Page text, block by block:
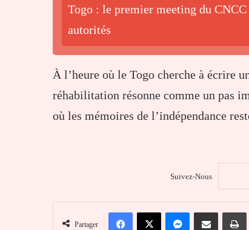
Togo : le premier meeting du
autorités
À l’heure où le Togo cherche à écrire
réhabilitation résonne comme un pas
où les mémoires de l’indépendance
Suivez-Nous
Partager
FacebookX MessengerPartager par email